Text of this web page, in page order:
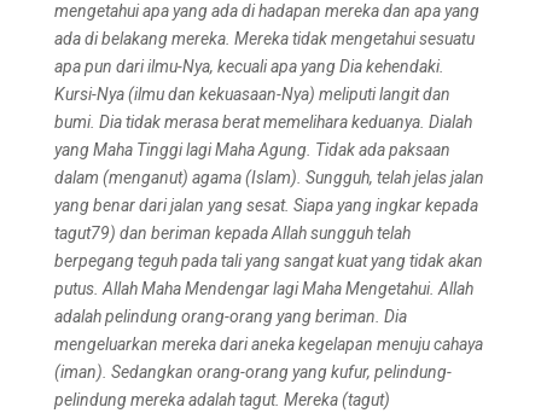
mengetahui apa yang ada di hadapan mereka dan apa yang
ada di belakang mereka. Mereka tidak mengetahui sesuatu
apa pun dari ilmu-Nya, kecuali apa yang Dia kehendaki.
Kursi-Nya (ilmu dan kekuasaan-Nya) meliputi langit dan
bumi. Dia tidak merasa berat memelihara keduanya. Dialah
yang Maha Tinggi lagi Maha Agung. Tidak ada paksaan
dalam (menganut) agama (Islam). Sungguh, telah jelas jalan
yang benar dari jalan yang sesat. Siapa yang ingkar kepada
tagut79) dan beriman kepada Allah sungguh telah
berpegang teguh pada tali yang sangat kuat yang tidak akan
putus. Allah Maha Mendengar lagi Maha Mengetahui. Allah
adalah pelindung orang-orang yang beriman. Dia
mengeluarkan mereka dari aneka kegelapan menuju cahaya
(iman). Sedangkan orang-orang yang kufur, pelindung-
pelindung mereka adalah tagut. Mereka (tagut)